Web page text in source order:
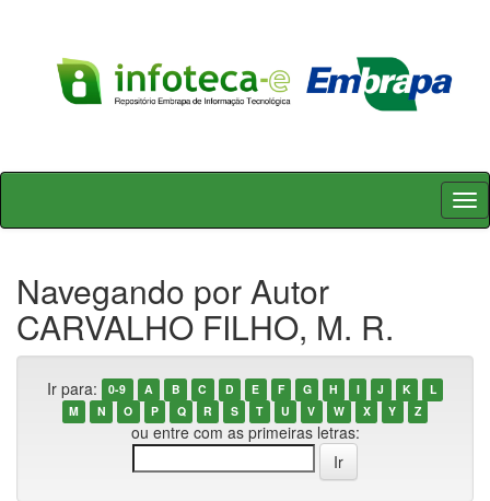
Skip
Navegando por Autor
CARVALHO FILHO, M. R.
Ir para: 0-9 A B C D E F G H I J K
L
M
N O P Q R S T U V W X Y Z
ou entre com as primeiras letras: